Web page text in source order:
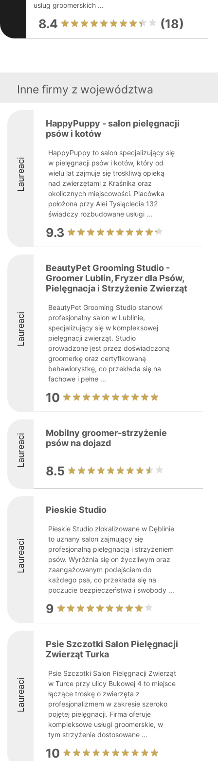
usług groomerskich ...
8.4 (18)
Inne firmy z województwa
Laureaci
HappyPuppy - salon pielęgnacji
psów i kotów
HappyPuppy to salon specjalizujący się
w pielęgnacji psów i kotów, który od
wielu lat zajmuje się troskliwą opieką
nad zwierzętami z Kraśnika oraz
okolicznych miejscowości. Placówka
położona przy Alei Tysiąclecia 132
świadczy rozbudowane usługi ...
9.3
Laureaci
BeautyPet Grooming Studio -
Groomer Lublin, Fryzer dla Psów,
Pielęgnacja i Strzyżenie Zwierząt
BeautyPet Grooming Studio stanowi
profesjonalny salon w Lublinie,
specjalizujący się w kompleksowej
pielęgnacji zwierząt. Studio
prowadzone jest przez doświadczoną
groomerkę oraz certyfikowaną
behawiorystkę, co przekłada się na
fachowe i pełne ...
10
Laureaci
Mobilny groomer-strzyżenie
psów na dojazd
8.5
Laureaci
Pieskie Studio
Pieskie Studio zlokalizowane w Dęblinie
to uznany salon zajmujący się
profesjonalną pielęgnacją i strzyżeniem
psów. Wyróżnia się on życzliwym oraz
zaangażowanym podejściem do
każdego psa, co przekłada się na
poczucie bezpieczeństwa i swobody ...
9
Laureaci
Psie Szczotki Salon Pielęgnacji
Zwierząt Turka
Psie Szczotki Salon Pielęgnacji Zwierząt
w Turce przy ulicy Bukowej 4 to miejsce
łączące troskę o zwierzęta z
profesjonalizmem w zakresie szeroko
pojętej pielęgnacji. Firma oferuje
kompleksowe usługi groomerskie, w
tym strzyżenie dostosowane ...
10